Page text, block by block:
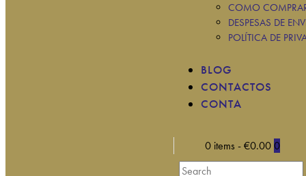
COMO
DESPESAS DE
POLÍTICA DE
BLOG
CONTACTOS
CONTA
0 items - €0.00 0